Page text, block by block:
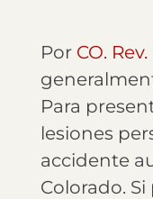
Por CO.
Para
lesiones
accidente
Colorado.